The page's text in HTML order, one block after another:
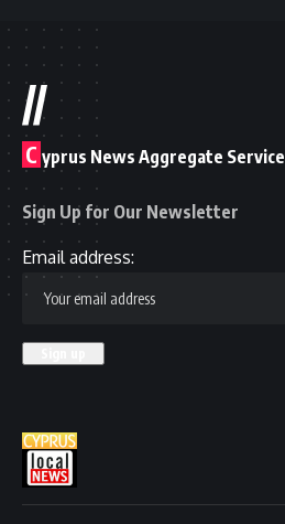
//
C yprus News Aggregate Service
Sign Up for Our Newsletter
Email address: